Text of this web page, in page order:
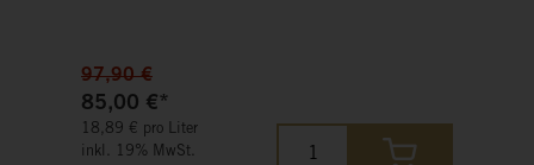
sich Pfirsich, Ananas, rote Johannisbeere und
Limette spielerisch entfalten – ein Festival der
Finesse.
97,90 €
85,00 €*
18,89 € pro Liter
inkl. 19% MwSt.